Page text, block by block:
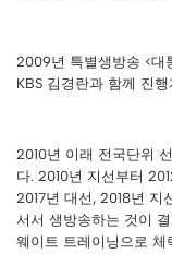
2009년 특별생방송 <대
KBS 김경란과 함께 진
2010년 이래 전국단위
다. 2010년 지선부터
2017년 대선, 2018년 지
서서 생방송하는 것이
웨이트 트레이닝으로